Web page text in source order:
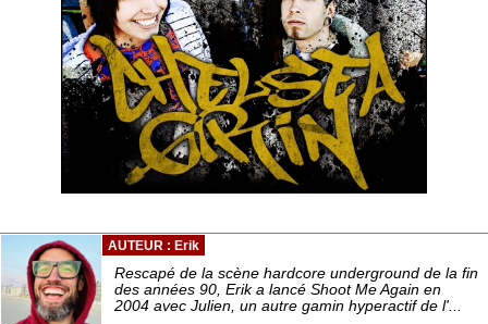
AUTEUR : Erik
Rescapé de la scène hardcore underground de la fin
des années 90, Erik a lancé Shoot Me Again en
2004 avec Julien, un autre gamin hyperactif de l'...